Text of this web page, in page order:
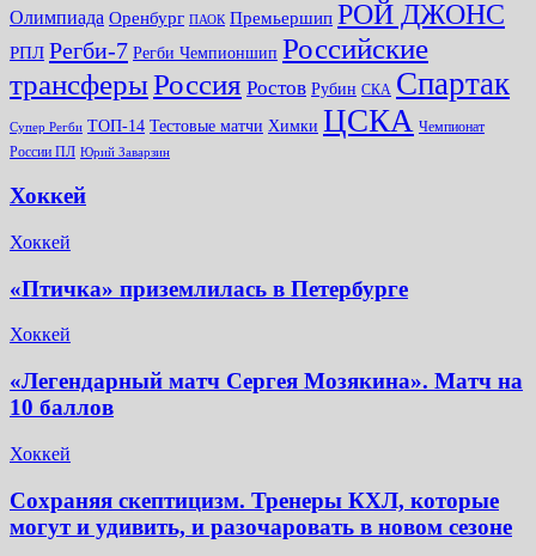
Олимпиада Оренбург ПАОК Премьершип РОЙ ДЖОНС
РПЛ Регби-7 Регби Чемпионшип Российские
трансферыРоссия Ростов Рубин СКА Спартак
Супер Регби ТОП-14 Тестовые матчи Химки ЦСКА Чемпионат
России ПЛ Юрий Заварзин
Хоккей
Хоккей
«Птичка» приземлилась в Петербурге
Хоккей
«Легендарный матч Сергея Мозякина». Матч на
10 баллов
Хоккей
Сохраняя скептицизм. Тренеры КХЛ, которые
могут и удивить, и разочаровать в новом сезоне